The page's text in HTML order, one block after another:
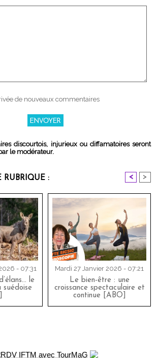
de nouveaux commentaires
discourtois, injurieux ou diffamatoires seront
le modérateur.
RUBRIQUE : < >
- 07:31
le
suédoise
Mardi 27 Janvier 2026 - 07:21
Le bien-être : une
croissance spectaculaire et
continue [ABO]